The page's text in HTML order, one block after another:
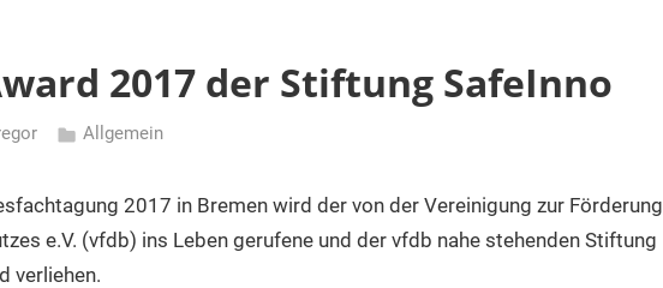
2017 der Stiftung SafeInno
Allgemein
2017 in Bremen wird der von der Vereinigung zur Förderung
e.V. (vfdb) ins Leben gerufene und der vfdb nahe stehenden Stiftung
verliehen.